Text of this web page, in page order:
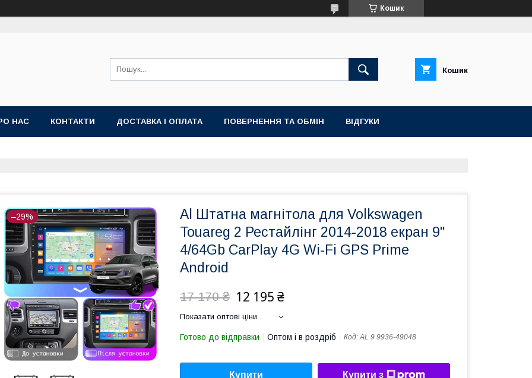
Кошик
Кошик
НАС КОНТАКТИ ДОСТАВКА І ОПЛАТА ПОВЕРНЕННЯ ТА ОБМІН ВІДГУКИ
–29%
Al Штатна магнітола для Volkswagen
Touareg 2 Рестайлінг 2014-2018 екран 9"
4/64Gb CarPlay 4G Wi-Fi GPS Prime
Android
17 170 ₴ 12 195 ₴
Показати оптові ціни
Готово до відправки Оптом і в роздріб Код:AL 9 9936-49048
Купити Купити з